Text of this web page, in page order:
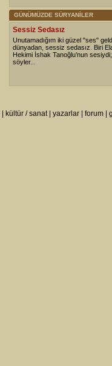
GÜNÜMÜZDE SÜRYANİLER
Sessiz Sedasız
Unutamadığım iki güzel "ses"
dünyadan, sessiz sedasız. Biri
Hekimi İshak Tanoğlu’nun
söyler...
kültür / sanat| yazarlar forum